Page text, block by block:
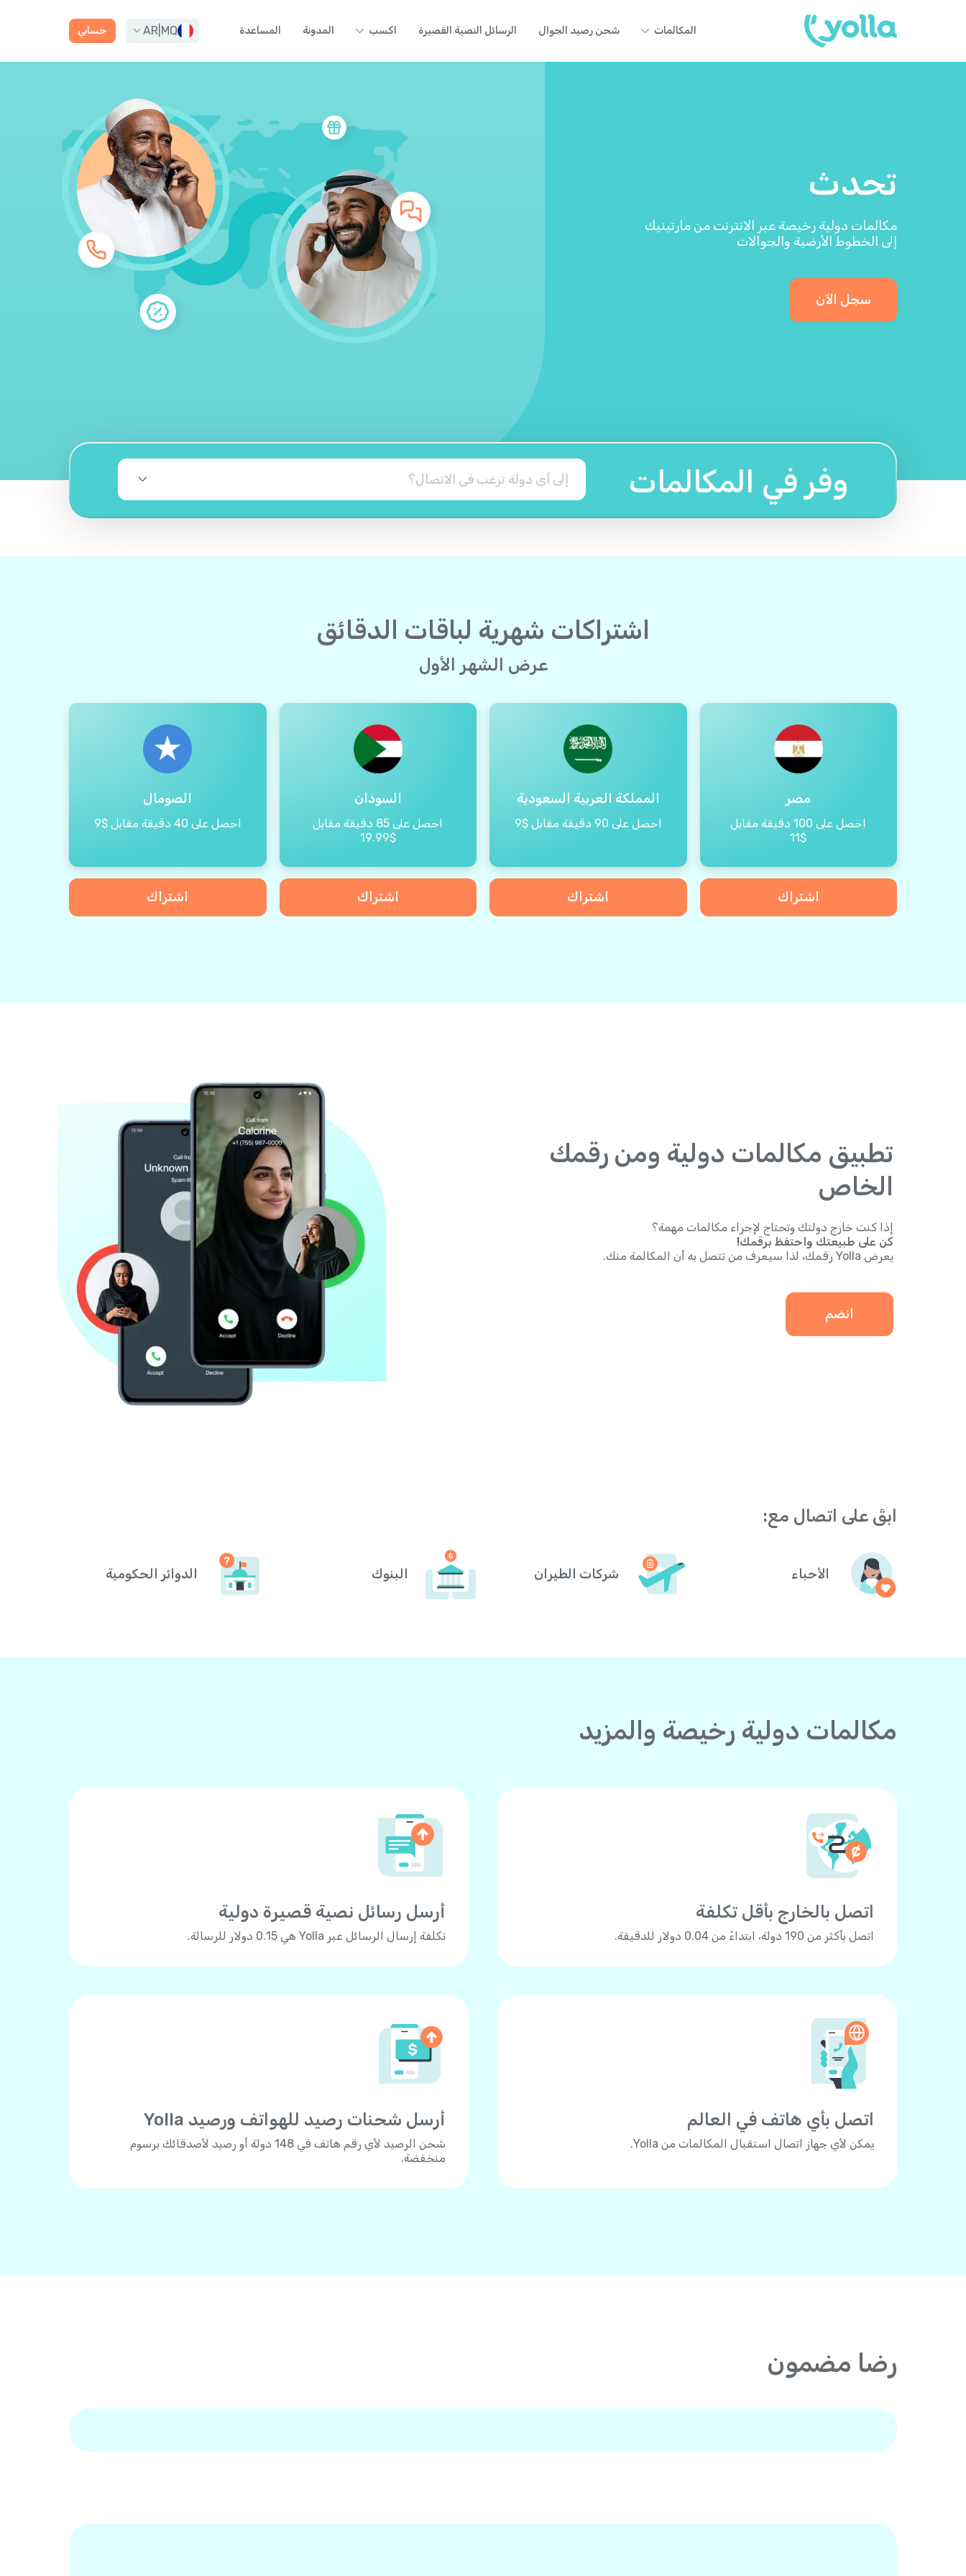
المكالمات شحن رصيد الجوال الرسائل النصية القصيرة اكسب المدونة المساعدة MQ
AR حسابي
تحدث
مكالمات دولية رخيصة عبر الانترنت من مارتينيك
إلى الخطوط الأرضية والجوالات
سجل الآن
وفر في المكالمات
اشتراكات شهرية لباقات الدقائق
عرض الشهر الأول
مصر
احصل على 100 دقيقة مقابل
$11
اشتراك
المملكة العربية السعودية
احصل على 90 دقيقة مقابل $9
اشتراك
السودان
احصل على 85 دقيقة مقابل
$19.99
اشتراك
الصومال
احصل على 40 دقيقة مقابل $9
اشتراك
تطبيق مكالمات دولية ومن رقمك
الخاص
إذا كنت خارج دولتك وتحتاج لإجراء مكالمات مهمة؟
كن على طبيعتك واحتفظ برقمك!
يعرض Yolla رقمك، لذا سيعرف من تتصل به أن المكالمة منك.
انضم
ابقَ على اتصال مع:
الأحباء شركات الطيران البنوك الدوائر الحكومية
مكالمات دولية رخيصة والمزيد
اتصل بالخارج بأقل تكلفة
اتصل بأكثر من 190 دولة، ابتداءً من 0.04 دولار للدقيقة.
أرسل رسائل نصية قصيرة دولية
تكلفة إرسال الرسائل عبر Yolla هي 0.15 دولار للرسالة.
اتصل بأي هاتف في العالم
يمكن لأي جهاز اتصال استقبال المكالمات من Yolla.
أرسل شحنات رصيد للهواتف ورصيد Yolla
شحن الرصيد لأي رقم هاتف في 148 دولة أو رصيد لأصدقائك برسوم
منخفضة.
رضا مضمون